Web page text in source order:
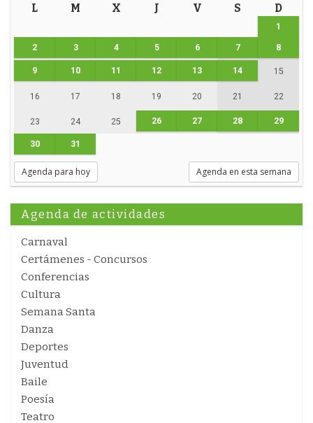
L M X J V S D
1
2 3 4 5 6 7 8
9 10 11 12 13 14 15
16 17 18 19 20 21 22
23 24 25 26 27 28 29
30 31
Agenda para hoy Agenda en esta semana
Agenda de actividades
Carnaval
Certámenes - Concursos
Conferencias
Cultura
Semana Santa
Danza
Deportes
Juventud
Baile
Poesía
Teatro